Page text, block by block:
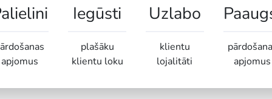
apjomus
Iegūsti
plašāku
klientu loku
Uzlabo
klientu
lojalitāti
apjomus